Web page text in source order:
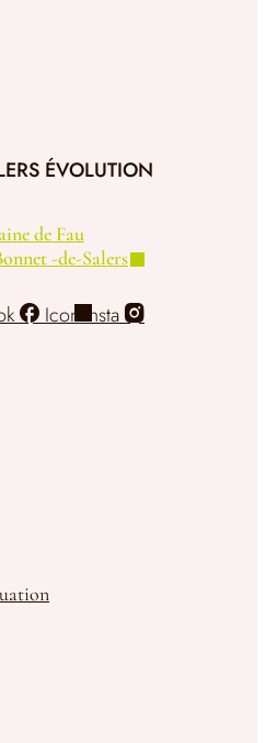
ÉVOLUTION
de Fau
-de-Salers
Icon-Insta